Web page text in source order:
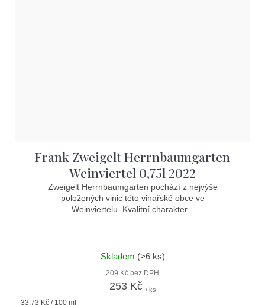
Frank Zweigelt Herrnbaumgarten
Weinviertel 0,75l 2022
Zweigelt Herrnbaumgarten pochází z nejvýše
položených vinic této vinařské obce ve
Weinviertelu. Kvalitní charakter...
Skladem (>6 ks)
209 Kč bez DPH
253 Kč / ks
Měrná
33,73 Kč / 100 ml